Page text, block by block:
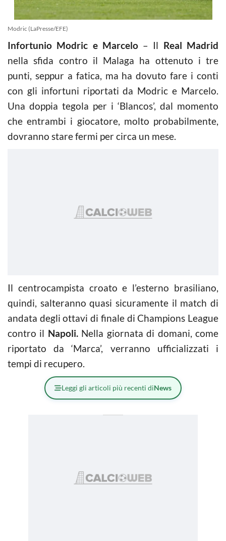
Modric (LaPresse/EFE)
Infortunio Modric e Marcelo– Il Real Madrid
nella sfida contro il Malaga ha ottenuto i tre
punti, seppur a fatica, ma ha dovuto fare i conti
con gli infortuni riportati da Modric e Marcelo.
Una doppia tegola per i ‘Blancos’, dal momento
che entrambi i giocatore, molto probabilmente,
dovranno stare fermi per circa un mese.
Il centrocampista croato e l’esterno brasiliano,
quindi, salteranno quasi sicuramente il match di
andata degli ottavi di finale di Champions League
contro il Napoli.Nella giornata di domani, come
riportato da ‘Marca’, verranno ufficializzati i
tempi di recupero.
Leggi gli articoli più recenti diNews